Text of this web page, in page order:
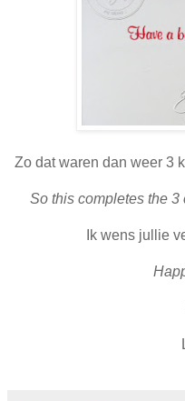
Zo dat waren dan weer 3
So this completes the 3
Ik wens jullie